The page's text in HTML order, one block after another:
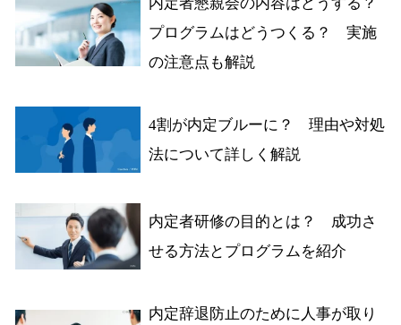
プログラムはどうつくる？ 実施
の注意点も解説
4割が内定ブルーに？ 理由や対処
法について詳しく解説
内定者研修の目的とは？ 成功さ
せる方法とプログラムを紹介
内定辞退防止のために人事が取り